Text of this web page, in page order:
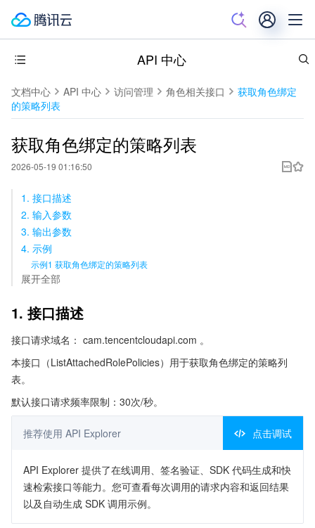
API 中心
文档中心 API 中心 访问管理 角色相关接口
获取角色绑定
的策略列表
获取角色绑定的策略列表
2026-05-19 01:16:50
1. 接口描述
2. 输入参数
3. 输出参数
4. 示例
示例1 获取角色绑定的策略列表
展开全部
1. 接口描述
接口请求域名： cam.tencentcloudapi.com 。
本接口（ListAttachedRolePolicies）用于获取角色绑定的策略列
表。
默认接口请求频率限制：30次/秒。
推荐使用 API Explorer 点击调试
API Explorer 提供了在线调用、签名验证、SDK 代码生成和快
速检索接口等能力。您可查看每次调用的请求内容和返回结果
以及自动生成 SDK 调用示例。